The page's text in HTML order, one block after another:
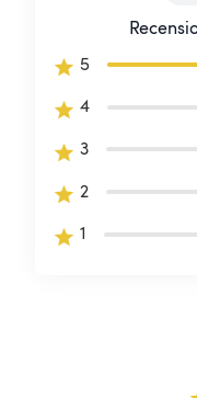
5
4
3
2
1